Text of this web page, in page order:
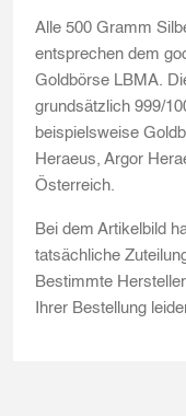
Alle 500 Gramm
entsprechen dem
Goldbörse LBMA.
grundsätzlich 999/
beispielsweise
Heraeus, Argor
Österreich.
Bei dem Artikelbild
tatsächliche
Bestimmte
Ihrer Bestellung